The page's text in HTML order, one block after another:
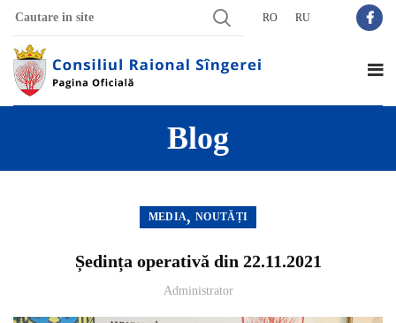
RO RU
Blog
MEDIA,NOUTĂȚI
Ședința operativă din 22.11.2021
Administrator